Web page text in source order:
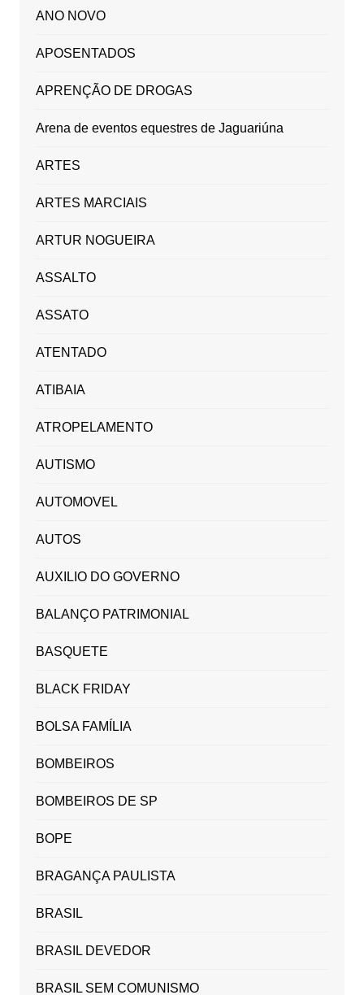
ANO NOVO
APOSENTADOS
APRENÇÃO DE DROGAS
Arena de eventos equestres de Jaguariúna
ARTES
ARTES MARCIAIS
ARTUR NOGUEIRA
ASSALTO
ASSATO
ATENTADO
ATIBAIA
ATROPELAMENTO
AUTISMO
AUTOMOVEL
AUTOS
AUXILIO DO GOVERNO
BALANÇO PATRIMONIAL
BASQUETE
BLACK FRIDAY
BOLSA FAMÍLIA
BOMBEIROS
BOMBEIROS DE SP
BOPE
BRAGANÇA PAULISTA
BRASIL
BRASIL DEVEDOR
BRASIL SEM COMUNISMO